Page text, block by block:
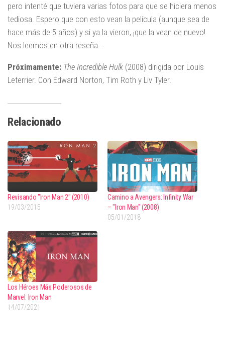
pero intenté que tuviera varias fotos para que se hiciera menos
tediosa. Espero que con esto vean la película (aunque sea de
hace más de 5 años) y si ya la vieron, ¡que la vean de nuevo!
Nos leemos en otra reseña...
Próximamente: The Incredible Hulk (2008) dirigida por Louis
Leterrier. Con Edward Norton, Tim Roth y Liv Tyler.
Relacionado
Revisando "Iron Man 2" (2010)
19/03/2015
Camino a Avengers: Infinity War
– "Iron Man" (2008)
05/01/2018
Los Héroes Más Poderosos de
Marvel: Iron Man
14/07/2021